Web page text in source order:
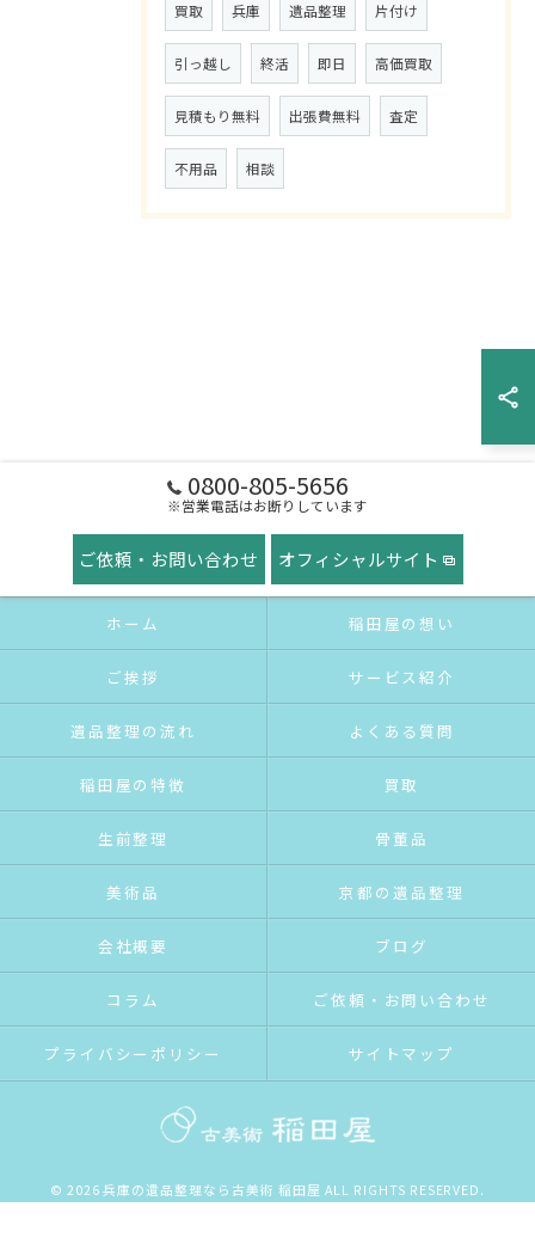
買取 兵庫 遺品整理 片付け
引っ越し 終活 即日 高価買取
見積もり無料 出張費無料 査定
不用品 相談
0800-805-5656
※営業電話はお断りしています
ご依頼・お問い合わせ オフィシャルサイト
ホーム 稲田屋の想い
ご挨拶 サービス紹介
遺品整理の流れ よくある質問
稲田屋の特徴 買取
生前整理 骨董品
美術品 京都の遺品整理
会社概要 ブログ
コラム ご依頼・お問い合わせ
プライバシーポリシー サイトマップ
© 2026 兵庫の遺品整理なら古美術 稲田屋 ALL RIGHTS RESERVED.